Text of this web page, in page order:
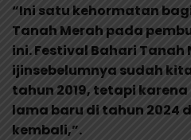
“Ini satu kehormatan
Tanah Merah pada
ini. Festival Bahari Tanah
ijinsebelumnya sudah
tahun 2019, tetapi
lama baru di tahun 2024
kembali,”.